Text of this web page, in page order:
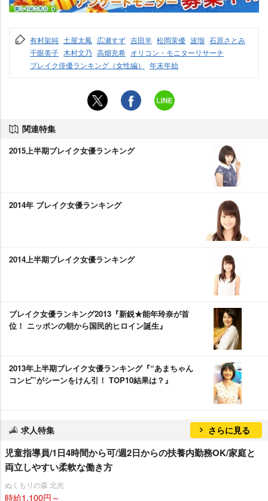
有村架純 土屋太鳳 広瀬すず 吉田羊 松岡茉優 波瑠 石原さとみ
千眼美子 木村文乃 高畑充希 オリコン・モニターリサーチ
ブレイク俳優ランキング（女性編）
年末年始
関連特集
2015上半期ブレイク女優ランキング
2014年 ブレイク女優ランキング
2014上半期ブレイク女優ランキング
ブレイク女優ランキング2013『新鋭★能年玲奈が首
位！ ニッポンの朝から国民的ヒロイン誕生』
2013年上半期ブレイク女優ランキング『“あまちゃん
コンビ”がシーンをけん引！ TOP10結果は？』
求人特集 さらに見る
児童指導員/1日4時間から可/週2日からの扶養内勤務OK/家庭と
両立しやすい柔軟な働き方
ぬくもりの森 北光
時給1,100円～